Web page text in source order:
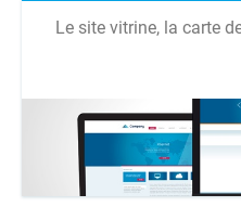
Le site vitrine, la carte